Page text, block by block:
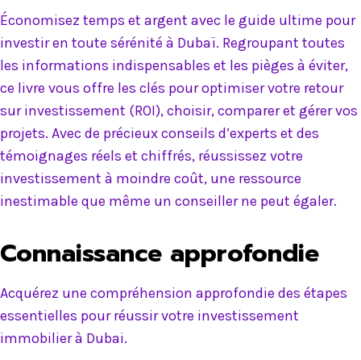
Économisez temps et argent avec le guide ultime pour
investir en toute sérénité à Dubaï. Regroupant toutes
les informations indispensables et les pièges à éviter,
ce livre vous offre les clés pour optimiser votre retour
sur investissement (ROI), choisir, comparer et gérer vos
projets. Avec de précieux conseils d’experts et des
témoignages réels et chiffrés, réussissez votre
investissement à moindre coût, une ressource
inestimable que même un conseiller ne peut égaler.
Connaissance approfondie
Acquérez une compréhension approfondie des étapes
essentielles pour réussir votre investissement
immobilier à Dubai.